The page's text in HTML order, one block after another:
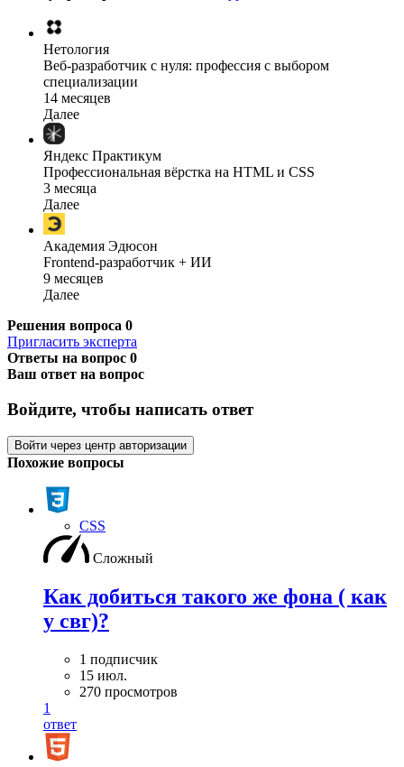
Нетология
Веб-разработчик с нуля: профессия с выбором
специализации
14 месяцев
Далее
Яндекс Практикум
Профессиональная вёрстка на HTML и CSS
3 месяца
Далее
Академия Эдюсон
Frontend-разработчик + ИИ
9 месяцев
Далее
Решения вопроса 0
Пригласить эксперта
Ответы на вопрос 0
Ваш ответ на вопрос
Войдите, чтобы написать ответ
Войти через центр авторизации
Похожие вопросы
CSS
Сложный
Как добиться такого же фона ( как
у свг)?
1 подписчик
15 июл.
270 просмотров
1
ответ